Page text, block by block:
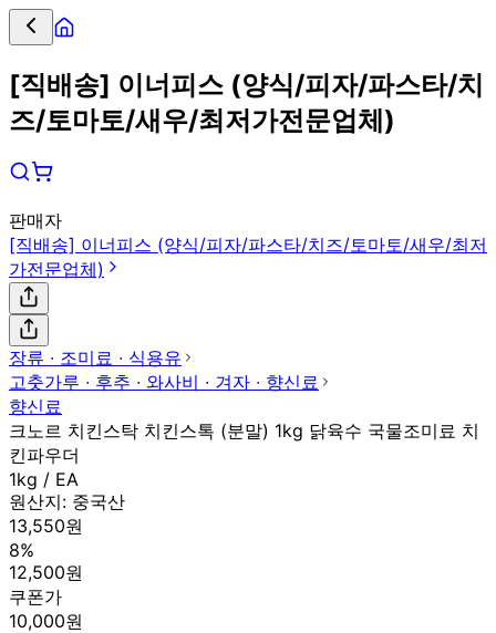
[직배송] 이너피스 (양식/피자/파스타/치
즈/토마토/새우/최저가전문업체)
판매자
[직배송] 이너피스 (양식/피자/파스타/치즈/토마토/새우/최저
가전문업체)
장류 ∙ 조미료 ∙ 식용유
고춧가루 ∙ 후추 ∙ 와사비 ∙ 겨자 ∙ 향신료
향신료
크노르 치킨스탁 치킨스톡 (분말) 1kg 닭육수 국물조미료 치
킨파우더
1kg / EA
원산지: 중국산
13,550원
8%
12,500원
쿠폰가
10,000원